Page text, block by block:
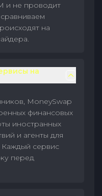
и не проводит
на
на
MoneySwap
финансовых
иностранных
и агенты для
сервис
перед